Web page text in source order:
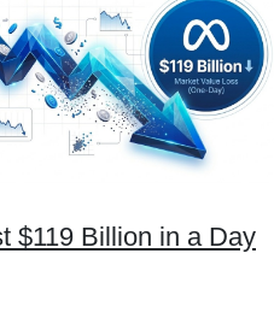
$119 Billion in a Day